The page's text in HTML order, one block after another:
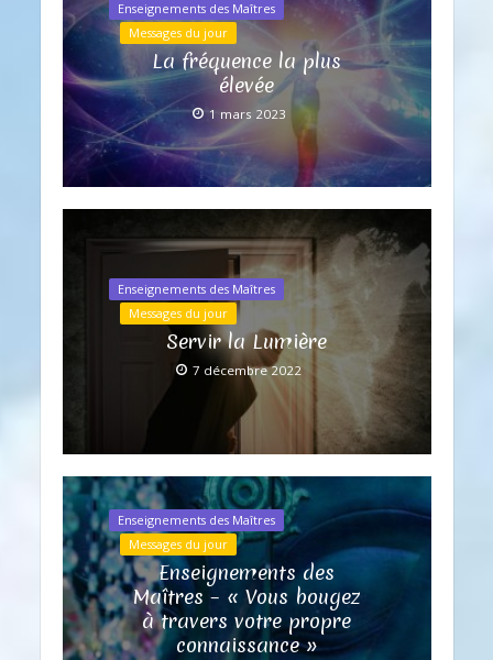
Enseignements des Maîtres
Messages du jour
La fréquence la plus
élevée
1 mars 2023
Enseignements des Maîtres
Messages du jour
Servir la Lumière
7 décembre 2022
Enseignements des Maîtres
Messages du jour
Enseignements des
Maîtres – « Vous bougez
à travers votre propre
connaissance »